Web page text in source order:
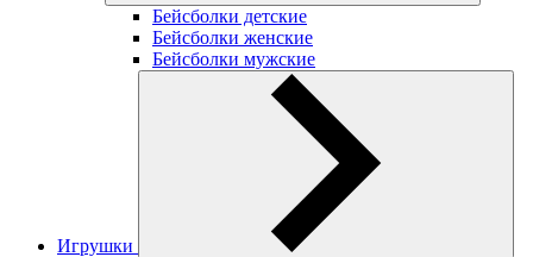
Бейсболки детские
Бейсболки женские
Бейсболки мужские
Игрушки